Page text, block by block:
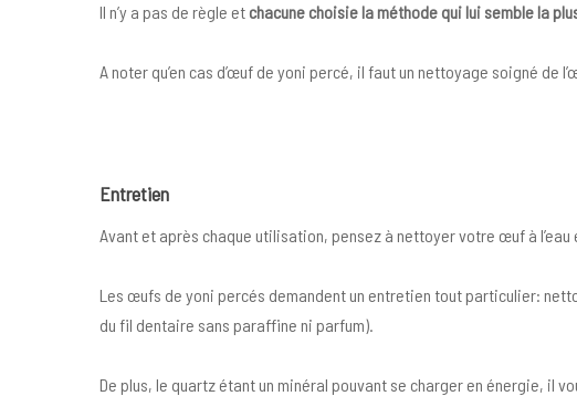
Il n’y a pas de règle et chacune choisie la méthode qui lui semble la
A noter qu’en cas d’œuf de yoni percé, il faut un nettoyage soigné de
Entretien
Avant et après chaque utilisation, pensez à nettoyer votre œuf à
Les œufs de yoni percés demandent un entretien tout particulier:
du fil dentaire sans paraffine ni parfum).
De plus, le quartz étant un minéral pouvant se charger en énergie, il